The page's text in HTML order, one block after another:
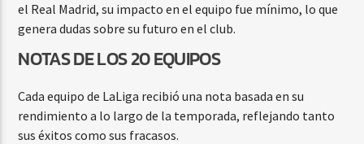
el Real Madrid, su impacto en el equipo fue mínimo, lo que
genera dudas sobre su futuro en el club.
NOTAS DE LOS 20 EQUIPOS
Cada equipo de LaLiga recibió una nota basada en su
rendimiento a lo largo de la temporada, reflejando tanto
sus éxitos como sus fracasos.